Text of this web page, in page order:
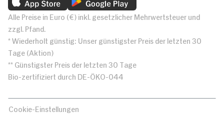
Alle Preise in Euro (€) inkl. gesetzlicher Mehrwertsteuer und
zzgl. Pfand.
* Wiederholt günstig: Unser günstigster Preis der letzten 30
Tage (Aktion)
** Günstigster Preis der letzten 30 Tage
Bio-zertifiziert durch DE-ÖKO-044
Cookie-Einstellungen